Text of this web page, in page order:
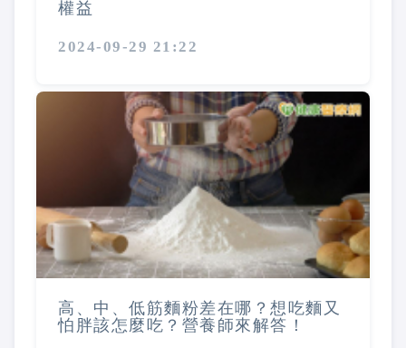
權益
2024-09-29 21:22
高、中、低筋麵粉差在哪？想吃麵又
怕胖該怎麼吃？營養師來解答！